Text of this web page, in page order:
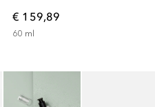
€ 159,89
60 ml